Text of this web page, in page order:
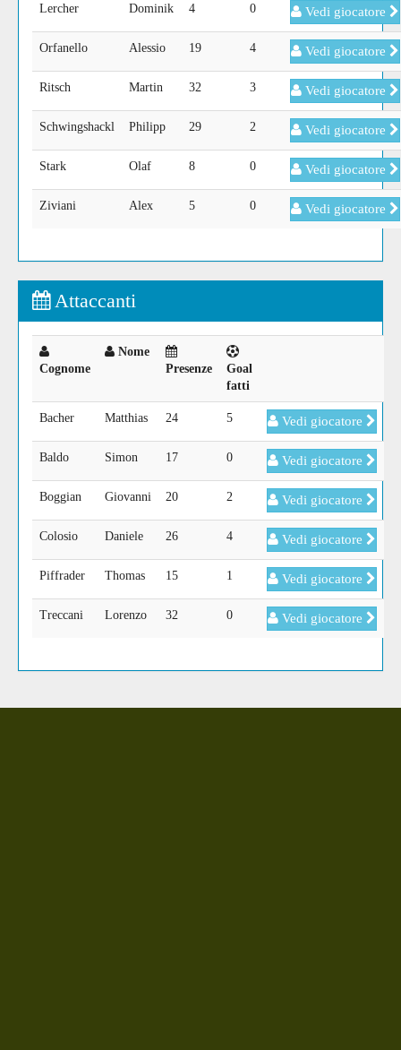
Lercher Dominik 4 0 Vedi giocatore
Orfanello Alessio 19 4 Vedi giocatore
Ritsch Martin 32 3 Vedi giocatore
Schwingshackl Philipp 29 2 Vedi giocatore
Stark Olaf 8 0 Vedi giocatore
Ziviani Alex 5 0 Vedi giocatore
Attaccanti
Cognome
Nome
Presenze
Goal
fatti
Bacher Matthias 24 5 Vedi giocatore
Baldo Simon 17 0 Vedi giocatore
Boggian Giovanni 20 2 Vedi giocatore
Colosio Daniele 26 4 Vedi giocatore
Piffrader Thomas 15 1 Vedi giocatore
Treccani Lorenzo 32 0 Vedi giocatore